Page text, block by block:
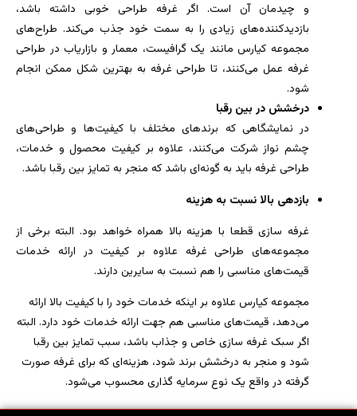
و چیدمان آن است. اگر غرفه طراحی خوبی داشته باشد،
بازدیدکننده‌های زیادی را به سمت خود جذب می‌کند. طراح‌های
مجموعه کیارس مانند یک گرافیست، معمار و بازاریاب در طراحی
غرفه عمل می‌کنند، تا طراحی غرفه به بهترین شکل ممکن انجام
شود.
درخشش در بین رقبا
در نمایشگاهی که برندهای مختلف با کیفیت‌ها و طراحی‌های
چشم نواز شرکت می‌کنند، علاوه بر کیفیت محصول و خدمات،
طراحی غرفه باید به گونه‌ای باشد که منجر به تمایز بین رقبا باشد.
بازدهی بالا نسبت به هزینه
غرفه سازی قطعا با هزینه بالا همراه خواهد بود. البته برخی از
مجموعه‌های طراحی غرفه علاوه بر کیفیت در ارائه خدمات
قیمت‌های مناسبی را هم نسبت به سایرین دارند.
مجموعه کیارس علاوه بر اینکه خدمات خود را با کیفیت بالا ارائه
می‌دهد، قیمت‌های مناسبی هم جهت ارائه خدمات خود دارد. البته
اگر سبک غرفه سازی خاص و جذاب باشد، سبب تمایز بین رقبا
شود و منجر به درخشش برند شود، هزینه‌ای که برای غرفه صورت
گرفته در واقع یک نوع سرمایه گذاری محسوب می‌شود.